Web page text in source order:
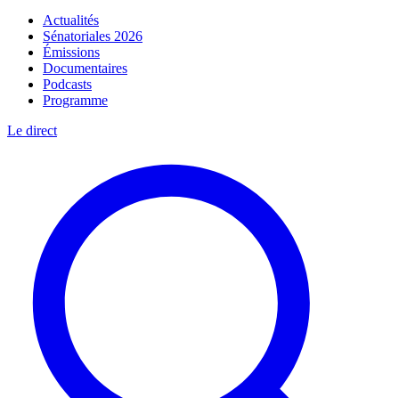
Actualités
Sénatoriales 2026
Émissions
Documentaires
Podcasts
Programme
Le direct